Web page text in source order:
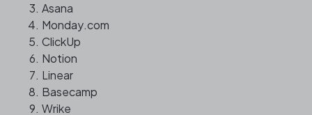
ONES 资讯
Asana
Monday.com
ClickUp
Notion
Linear
Basecamp
Wrike